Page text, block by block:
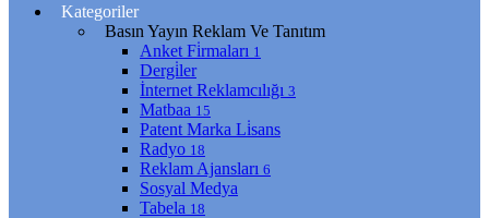
Kategoriler
Basın Yayın Reklam Ve Tanıtım
Anket Fi̇rmaları 1
Dergi̇ler
İnternet Reklamcılığı 3
Matbaa 15
Patent Marka Li̇sans
Radyo 18
Reklam Ajansları 6
Sosyal Medya
Tabela 18